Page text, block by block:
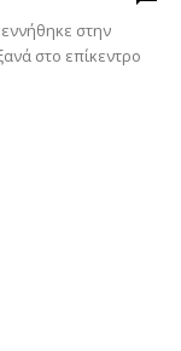
στην
στο επίκεντρο